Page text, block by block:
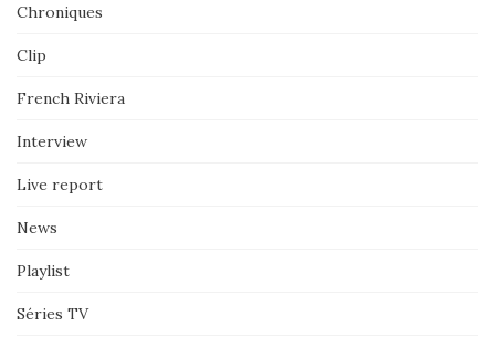
Chroniques
Clip
French Riviera
Interview
Live report
News
Playlist
Séries TV